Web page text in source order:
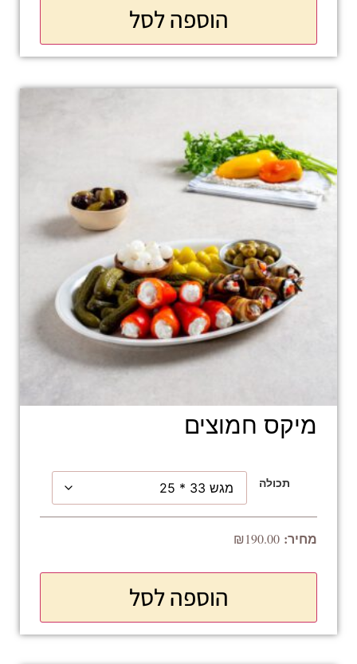
הוספה לסל
מיקס חמוצים
תכולה
₪190.00
הוספה לסל